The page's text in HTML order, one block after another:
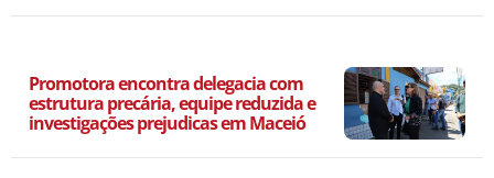
Promotora encontra delegacia com
estrutura precária, equipe reduzida e
investigações prejudicas em Maceió